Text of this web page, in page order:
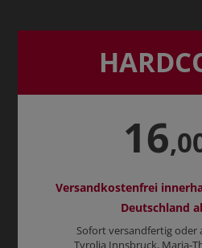
16
Versandkostenfrei
Deutschland
Sofort versandfertig oder
Tyrolia Innsbruck, Maria-